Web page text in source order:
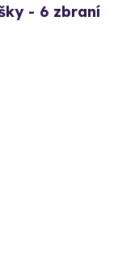
- 6 zbraní